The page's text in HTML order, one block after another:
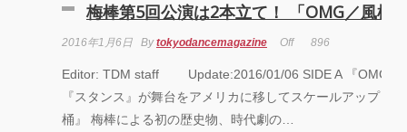
梅棒第5回公演は2本立て！ 「OMG／風桶
2016年1月6日 Bytokyodancemagazine Off 896
Editor: TDM staff Update:2016/01/06 SIDE A 『OMG』
『スタンス』が舞台をアメリカに移してスケールアップ！
桶』 梅棒による初の歴史物、時代劇の…